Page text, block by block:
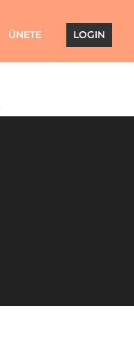
ÚNETE LOGIN